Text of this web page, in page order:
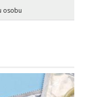
trazim puno
i razumjevanja.
osobu